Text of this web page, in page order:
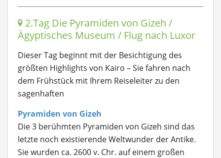
2.Tag Die Pyramiden von Gizeh /
Ägyptisches Museum / Flug nach Luxor
Dieser Tag beginnt mit der Besichtigung des
größten Highlights von Kairo – Sie fahren nach
dem Frühstück mit Ihrem Reiseleiter zu den
sagenhaften
Pyramiden von Gizeh
Die 3 berühmten Pyramiden von Gizeh sind das
letzte noch existierende Weltwunder der Antike.
Sie wurden ca. 2600 v. Chr. auf einem großen